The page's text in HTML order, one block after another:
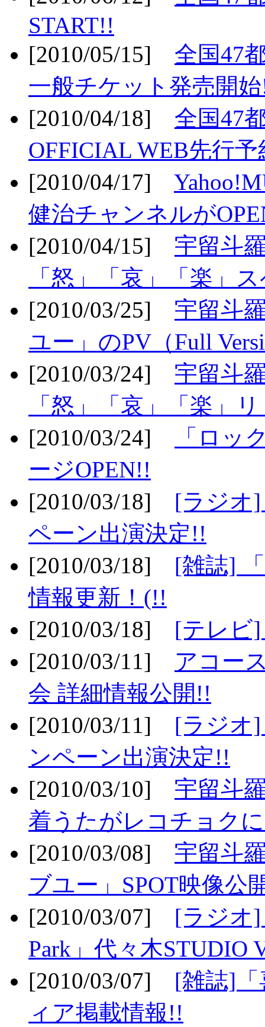
START!!
[2010/05/15] 全国47
一般チケット発売開
[2010/04/18] 全国47
OFFICIAL WEB先行
[2010/04/17]
健治チャンネルが
[2010/04/15] 宇留斗
「怒」「哀」「楽」
[2010/03/25] 宇留斗
ユー」のPV（Full
[2010/03/24] 宇留斗
「怒」「哀」「楽」
[2010/03/24]
「ロッ
ージOPEN!!
[2010/03/18] [ラジオ
ペーン出演決定!!
[2010/03/18] [雑誌]
情報更新！(!!
[2010/03/18] [テレビ
[2010/03/11] アコー
会 詳細情報公開!!
[2010/03/11] [ラジオ
ンペーン出演決定!!
[2010/03/10] 宇留斗
着うたがレコチョク
[2010/03/08] 宇留斗
ブユー」SPOT映像公
[2010/03/07] [ラジオ]
Park」代々木STUDIO
[2010/03/07] [雑誌]「
ィア掲載情報!!